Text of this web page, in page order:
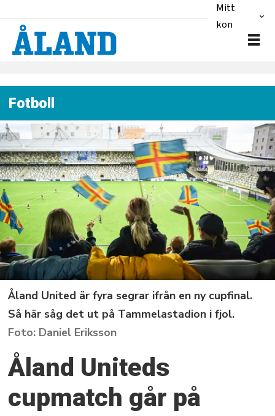
Mitt
konto
Fotboll
Åland United är fyra segrar ifrån en ny cupfinal.
Så här såg det ut på Tammelastadion i fjol.
Daniel Eriksson
Åland Uniteds
cupmatch går på